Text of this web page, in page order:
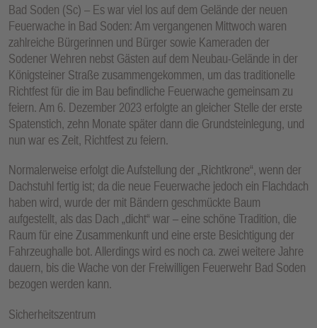
Bad Soden (Sc) – Es war viel los auf dem Gelände der neuen
Feuerwache in Bad Soden: Am vergangenen Mittwoch waren
zahlreiche Bürgerinnen und Bürger sowie Kameraden der
Sodener Wehren nebst Gästen auf dem Neubau-Gelände in der
Königsteiner Straße zusammengekommen, um das traditionelle
Richtfest für die im Bau befindliche Feuerwache gemeinsam zu
feiern. Am 6. Dezember 2023 erfolgte an gleicher Stelle der erste
Spatenstich, zehn Monate später dann die Grundsteinlegung, und
nun war es Zeit, Richtfest zu feiern.
Normalerweise erfolgt die Aufstellung der „Richtkrone“, wenn der
Dachstuhl fertig ist; da die neue Feuerwache jedoch ein Flachdach
haben wird, wurde der mit Bändern geschmückte Baum
aufgestellt, als das Dach „dicht“ war – eine schöne Tradition, die
Raum für eine Zusammenkunft und eine erste Besichtigung der
Fahrzeughalle bot. Allerdings wird es noch ca. zwei weitere Jahre
dauern, bis die Wache von der Freiwilligen Feuerwehr Bad Soden
bezogen werden kann.
Sicherheitszentrum